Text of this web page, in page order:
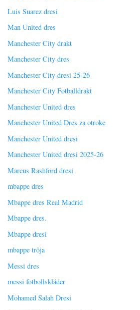
Luis Suarez dresi
Man United dres
Manchester City drakt
Manchester City dres
Manchester City dresi 25-26
Manchester City Fotballdrakt
Manchester United dres
Manchester United Dres za otroke
Manchester United dresi
Manchester United dresi 2025-26
Marcus Rashford dresi
mbappe dres
Mbappe dres Real Madrid
Mbappe dres.
Mbappe dresi
mbappe tröja
Messi dres
messi fotbollskläder
Mohamed Salah Dresi